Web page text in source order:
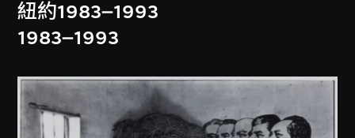
紐約1983–1993
1983–1993